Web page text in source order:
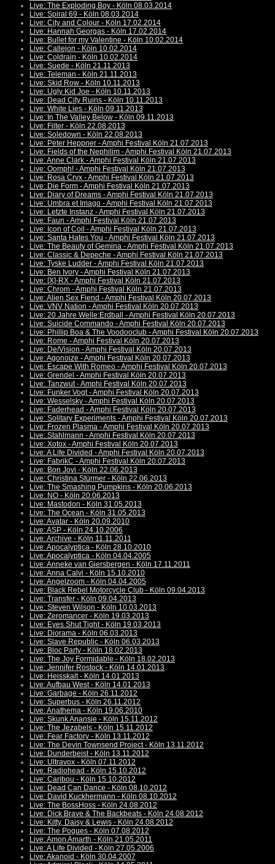
Live: The Exploding Boy - Köln 08.03.2014
Live: Spiral 69 - Köln 08.03.2014
Live: City and Colour - Köln 17.02.2014
Live: Hannah Georgas - Köln 17.02.2014
Live: Bullet for my Valentine - Köln 10.02.2014
Live: Callejon - Köln 10.02.2014
Live: Coldrain - Köln 10.02.2014
Live: Suede - Köln 21.11.2013
Live: Teleman - Köln 21.11.2013
Live: Skid Row - Köln 10.11.2013
Live: Ugly Kid Joe - Köln 10.11.2013
Live: Dead City Ruins - Köln 10.11.2013
Live: White Lies - Köln 09.11.2013
Live: In The Valley Below - Köln 09.11.2013
Live: Filter - Köln 22.08.2013
Live: Soledown - Köln 22.08.2013
Live: Peter Heppner - Amphi Festival Köln 21.07.2013
Live: Fields of the Nephilim - Amphi Festival Köln 21.07.2013
Live: Anne Clark - Amphi Festival Köln 21.07.2013
Live: Oomph! - Amphi Festival Köln 21.07.2013
Live: Rosa Crvx - Amphi Festival Köln 21.07.2013
Live: Die Form - Amphi Festival Köln 21.07.2013
Live: Diary of Dreams - Amphi Festival Köln 21.07.2013
Live: Umbra et Imago - Amphi Festival Köln 21.07.2013
Live: Letzte Instanz - Amphi Festival Köln 21.07.2013
Live: Faun - Amphi Festival Köln 21.07.2013
Live: Icon of Coil - Amphi Festival Köln 21.07.2013
Live: Santa Hates You - Amphi Festival Köln 21.07.2013
Live: The Beauty of Gemina - Amphi Festival Köln 21.07.2013
Live: Classic & Depeche - Amphi Festival Köln 21.07.2013
Live: Tyske Ludder - Amphi Festival Köln 21.07.2013
Live: Ben Ivory - Amphi Festival Köln 21.07.2013
Live: [X]-RX - Amphi Festival Köln 21.07.2013
Live: Chrom - Amphi Festival Köln 21.07.2013
Live: Alien Sex Fiend - Amphi Festival Köln 20.07.2013
Live: VNV Nation - Amphi Festival Köln 20.07.2013
Live: 20 Jahre Welle:Erdball - Amphi Festival Köln 20.07.2013
Live: Suicide Commando - Amphi Festival Köln 20.07.2013
Live: Phillip Boa & The Voodooclub - Amphi Festival Köln 20.07.2013
Live: Rome - Amphi Festival Köln 20.07.2013
Live: De/Vision - Amphi Festival Köln 20.07.2013
Live: Agonoize - Amphi Festival Köln 20.07.2013
Live: Escape With Romeo - Amphi Festival Köln 20.07.2013
Live: Grendel - Amphi Festival Köln 20.07.2013
Live: Tanzwut - Amphi Festival Köln 20.07.2013
Live: Funker Vogt - Amphi Festival Köln 20.07.2013
Live: Wesselsky - Amphi Festival Köln 20.07.2013
Live: Faderhead - Amphi Festival Köln 20.07.2013
Live: Solitary Experiments - Amphi Festival Köln 20.07.2013
Live: Frozen Plasma - Amphi Festival Köln 20.07.2013
Live: Stahlmann - Amphi Festival Köln 20.07.2013
Live: Xotox - Amphi Festival Köln 20.07.2013
Live: A Life Divided - Amphi Festival Köln 20.07.2013
Live: FabrikC - Amphi Festival Köln 20.07.2013
Live: Bon Jovi - Köln 22.06.2013
Live: Christina Stürmer - Köln 22.06.2013
Live: The Smashing Pumpkins - Köln 20.06.2013
Live: NO - Köln 20.06.2013
Live: Mastodon - Köln 31.05.2013
Live: The Ocean - Köln 31.05.2013
Live: Avatar - Köln 20.09.2010
Live: ASP - Köln 24.10.2006
Live: Archive - Köln 11.11.2011
Live: Apocalyptica - Köln 28.10.2010
Live: Apocalyptica - Köln 04.04.2005
Live: Anneke van Giersbergen - Köln 17.11.2011
Live: Anna Calvi - Köln 15.10.2010
Live: Angelzoom - Köln 04.04.2005
Live: Black Rebel Motorcycle Club - Köln 09.04.2013
Live: Transfer - Köln 09.04.2013
Live: Steven Wilson - Köln 10.03.2013
Live: Zeromancer - Köln 19.03.2013
Live: Eyes Shut Tight - Köln 19.03.2013
Live: Diorama - Köln 06.03.2013
Live: Slave Republic - Köln 06.03.2013
Live: Bloc Party - Köln 18.02.2013
Live: The Joy Formidable - Köln 18.02.2013
Live: Jennifer Rostock - Köln 14.01.2013
Live: Heisskalt - Köln 14.01.2013
Live: Aufbau West - Köln 14.01.2013
Live: Garbage - Köln 26.11.2012
Live: Superbus - Köln 26.11.2012
Live: Anathema - Köln 19.06.2010
Live: Skunk Anansie - Köln 15.11.2012
Live: The Jezabels - Köln 15.11.2012
Live: Fear Factory - Köln 13.11.2012
Live: The Devin Townsend Project - Köln 13.11.2012
Live: Dunderbeist - Köln 13.11.2012
Live: Ultravox - Köln 07.11.2012
Live: Radiohead - Köln 15.10.2012
Live: Caribou - Köln 15.10.2012
Live: Dead Can Dance - Köln 08.10.2012
Live: David Kuckhermann - Köln 08.10.2012
Live: The BossHoss - Köln 24.08.2012
Live: Dick Brave & The Backbeats - Köln 24.08.2012
Live: Kitty, Daisy & Lewis - Köln 24.08.2012
Live: The Pogues - Köln 07.08.2012
Live: Amon Amarth - Köln 21.05.2011
Live: A Life Divided - Köln 27.05.2006
Live: Akanoid - Köln 30.04.2007